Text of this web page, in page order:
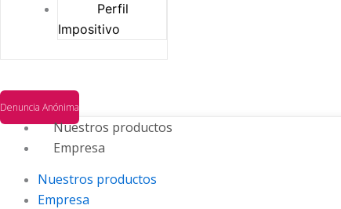
Perfil
Impositivo
Denuncia Anónima
Nuestros productos
Empresa
Nuestros productos
Empresa